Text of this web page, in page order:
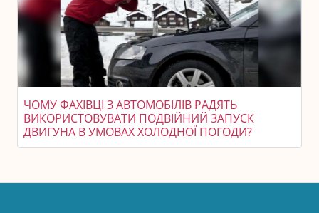
ЧОМУ ФАХІВЦІ З АВТОМОБІЛІВ РАДЯТЬ
ВИКОРИСТОВУВАТИ ПОДВІЙНИЙ ЗАПУСК
ДВИГУНА В УМОВАХ ХОЛОДНОЇ ПОГОДИ?